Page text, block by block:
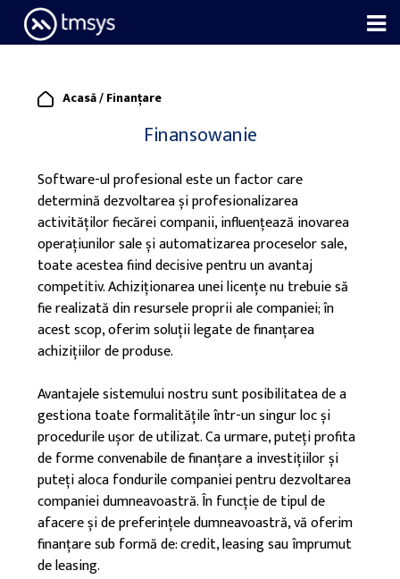
Skip
Acasă/Finanțare
Finansowanie
Software-ul profesional este un factor care
determină dezvoltarea și profesionalizarea
activităților fiecărei companii, influențează inovarea
operațiunilor sale și automatizarea proceselor sale,
toate acestea fiind decisive pentru un avantaj
competitiv. Achiziționarea unei licențe nu trebuie să
fie realizată din resursele proprii ale companiei; în
acest scop, oferim soluții legate de finanțarea
achizițiilor de produse.
Avantajele sistemului nostru sunt posibilitatea de a
gestiona toate formalitățile într-un singur loc și
procedurile ușor de utilizat. Ca urmare, puteți profita
de forme convenabile de finanțare a investițiilor și
puteți aloca fondurile companiei pentru dezvoltarea
companiei dumneavoastră. În funcție de tipul de
afacere și de preferințele dumneavoastră, vă oferim
finanțare sub formă de: credit, leasing sau împrumut
de leasing.